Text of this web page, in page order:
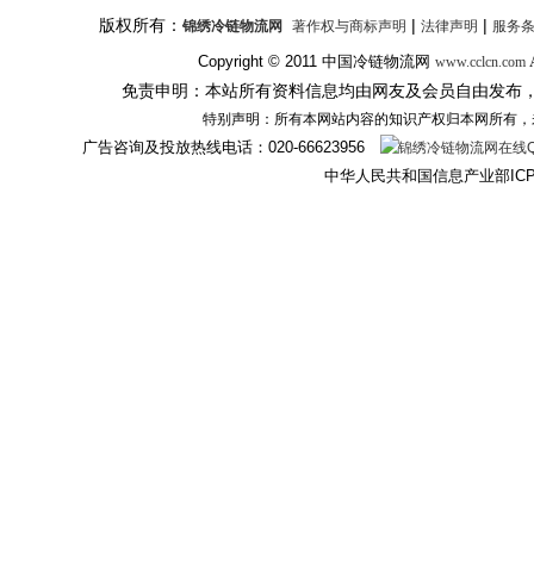
版权所有：锦绣冷链物流网 著作权与商标声明 |法律声明 | 服务
Copyright © 2011 中国冷链物流网 www.cclcn.com
免责申明：本站所有资料信息均由网友及会员自由发
特别声明：所有本网站内容的知识产权归本网所有
广告咨询及投放热线电话：020-66623956
中华人民共和国信息产业部